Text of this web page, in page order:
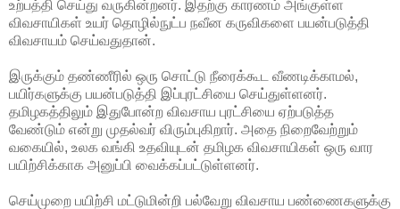
உற்பத்தி செய்து வருகின்றனர். இதற்கு காரணம் அங்குள்ள
விவசாயிகள் உயர் தொழில்நுட்ப நவீன கருவிகளை பயன்படுத்தி
விவசாயம் செய்வதுதான்.
இருக்கும் தண்ணீரில் ஒரு சொட்டு நீரைக்கூட வீணடிக்காமல்,
பயிர்களுக்கு பயன்படுத்தி இப்புரட்சியை செய்துள்ளனர்.
தமிழகத்திலும் இதுபோன்ற விவசாய புரட்சியை ஏற்படுத்த
வேண்டும் என்று முதல்வர் விரும்புகிறார். அதை நிறைவேற்றும்
வகையில், உலக வங்கி உதவியுடன் தமிழக விவசாயிகள் ஒரு வார
பயிற்சிக்காக அனுப்பி வைக்கப்பட்டுள்ளனர்.
செய்முறை பயிற்சி மட்டுமின்றி பல்வேறு விவசாய பண்ணைகளுக்கு